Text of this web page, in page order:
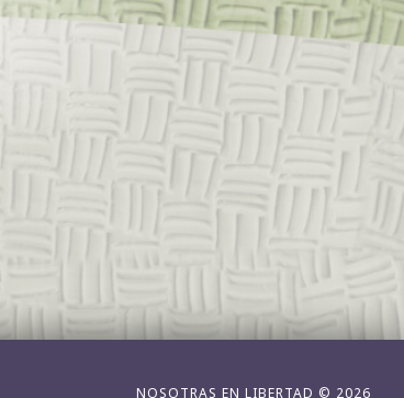
NOSOTRAS EN LIBERTAD © 2026